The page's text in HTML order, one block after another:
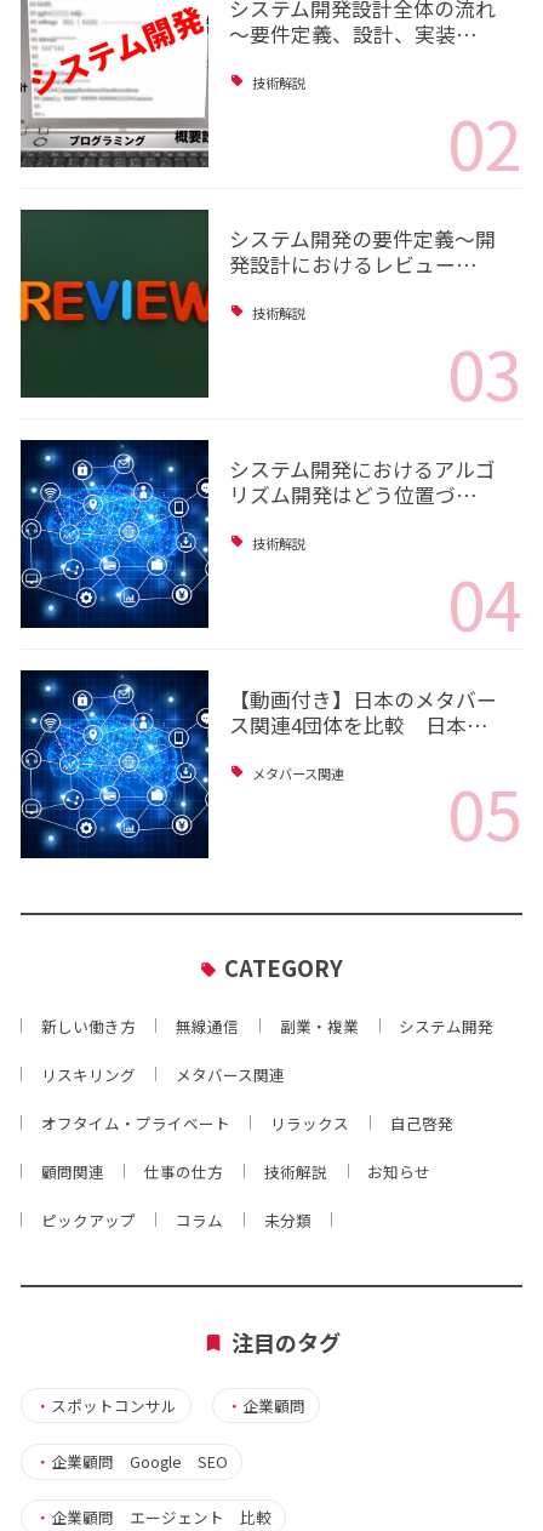
システム開発設計全体の流れ
～要件定義、設計、実装…
技術解説
02
システム開発の要件定義～開
発設計におけるレビュー…
技術解説
03
システム開発におけるアルゴ
リズム開発はどう位置づ…
技術解説
04
【動画付き】日本のメタバー
ス関連4団体を比較 日本…
メタバース関連 05
CATEGORY
新しい働き方 無線通信 副業・複業 システム開発
リスキリング メタバース関連
オフタイム・プライベート リラックス 自己啓発
顧問関連 仕事の仕方 技術解説 お知らせ
ピックアップ コラム 未分類
注目のタグ
・ スポットコンサル ・ 企業顧問
・ 企業顧問 Google SEO
・ 企業顧問 エージェント 比較